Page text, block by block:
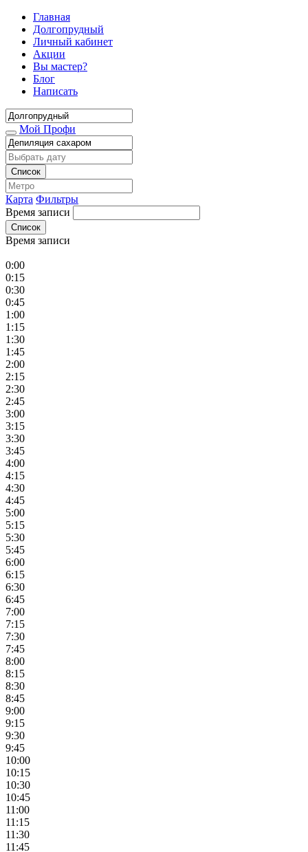
Главная
Долгопрудный
Личный кабинет
Акции
Вы мастер?
Блог
Написать
Мой Профи
Список
Карта Фильтры
Время записи
Список
Время записи
0:00
0:15
0:30
0:45
1:00
1:15
1:30
1:45
2:00
2:15
2:30
2:45
3:00
3:15
3:30
3:45
4:00
4:15
4:30
4:45
5:00
5:15
5:30
5:45
6:00
6:15
6:30
6:45
7:00
7:15
7:30
7:45
8:00
8:15
8:30
8:45
9:00
9:15
9:30
9:45
10:00
10:15
10:30
10:45
11:00
11:15
11:30
11:45